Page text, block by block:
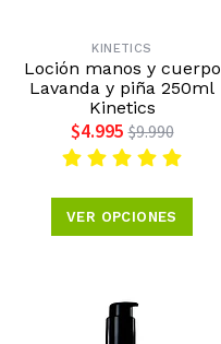
KINETICS
Loción manos y cuerpo
Lavanda y piña 250ml
Kinetics
$4.995 $9.990
VER OPCIONES